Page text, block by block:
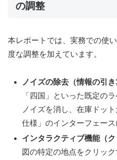
の調整
本レポートでは、実務での使
度な調整を加えています。
ノイズの除去（情報の引き
「四国」といった既定の
ノイズを消し、在庫ドッ
仕様」のインターフェース
インタラクティブ機能（ク
図の特定の地点をクリッ